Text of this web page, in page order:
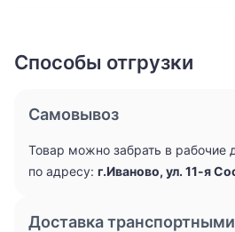
Способы отгрузки
Самовывоз
Товар можно забрать в рабочие
по адресу: г.Иваново, ул. 11-я
Доставка